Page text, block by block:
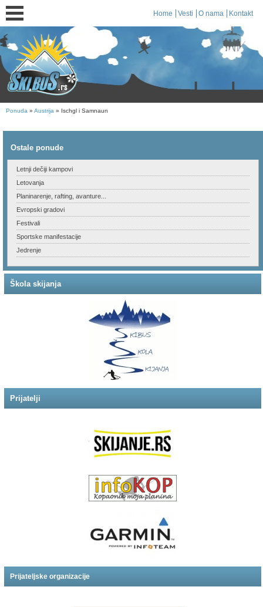
Home Vesti O nama Kontakt
Ponuda » Austrija » Ischgl i Samnaun
Ostale ponude
Letnji dečiji kampovi
Letovanja
Planinarenje, rafting, avanture...
Evropski gradovi
Festivali
Sportske manifestacije
Jedrenje
Škola skijanja
Prijatelji
Prijateljske organizacije